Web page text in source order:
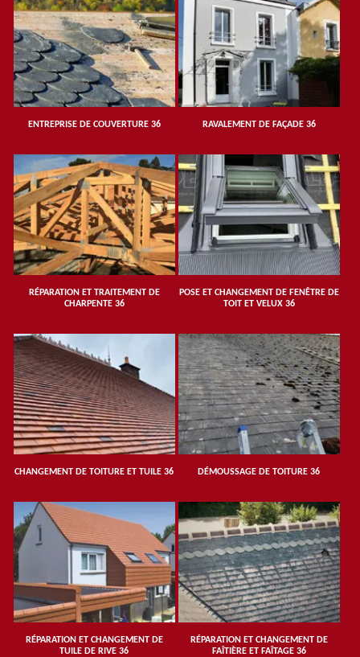
ENTREPRISE DE COUVERTURE 36 RAVALEMENT DE FAÇADE 36
RÉPARATION ET TRAITEMENT DE
CHARPENTE 36
POSE ET CHANGEMENT DE FENÊTRE DE
TOIT ET VELUX 36
CHANGEMENT DE TOITURE ET TUILE 36 DÉMOUSSAGE DE TOITURE 36
RÉPARATION ET CHANGEMENT DE
TUILE DE RIVE 36
RÉPARATION ET CHANGEMENT DE
FAÎTIÈRE ET FAÎTAGE 36